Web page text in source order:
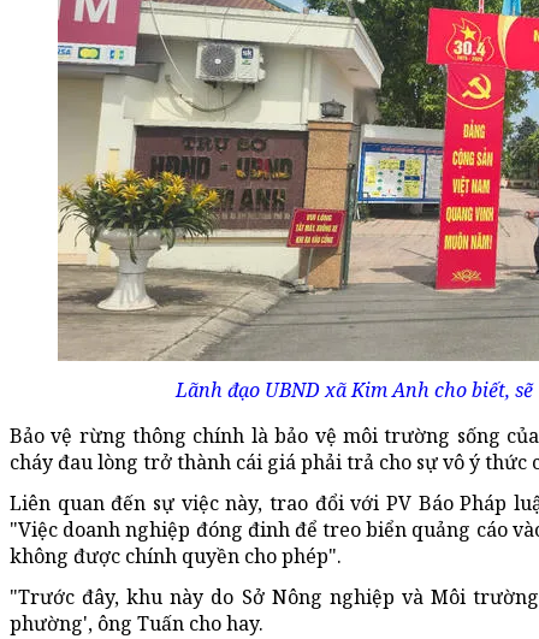
Lãnh đạo UBND xã Kim Anh cho biết,
Bảo vệ rừng thông chính là bảo vệ môi trường sống
cháy đau lòng trở thành cái giá phải trả cho sự vô ý thức
Liên quan đến sự việc này, trao đổi với PV Báo Pháp
"Việc doanh nghiệp đóng đinh để treo biển quảng cáo
không được chính quyền cho phép".
"Trước đây, khu này do Sở Nông nghiệp và Môi
phường', ông Tuấn cho hay.